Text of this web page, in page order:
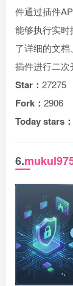
件通过插件
能够执行实
了详细的文
插件进行二次
Star： 27275
Fork： 2906
Today stars：
6.